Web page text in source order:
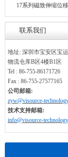
17系列磁致伸缩位
联系我们
地址: 深圳市宝安区宝
物流仓库B区4楼B1区
Tel : 86-755-86171726
Fax : 86-755-27577165
公司邮箱:
zyw@visource-
技术支持邮箱:
info@visource-